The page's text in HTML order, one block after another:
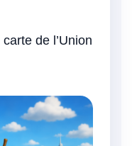
carte de l’Union